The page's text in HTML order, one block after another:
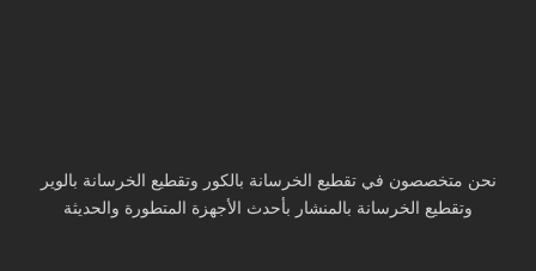
نحن متخصصون في تقطيع الخرسانة بالكور وتقطيع الخرسانة بالوير
وتقطيع الخرسانة بالمنشار بأحدث الأجهزة المتطورة والحديثة